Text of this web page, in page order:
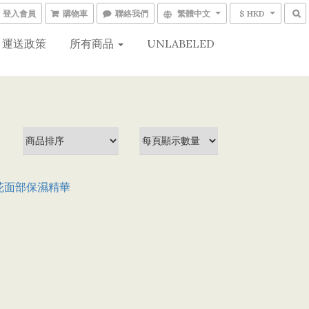
登入會員 購物車 聯絡我們 繁體中文 $ HKD
運送政策 所有商品 UNLABELED